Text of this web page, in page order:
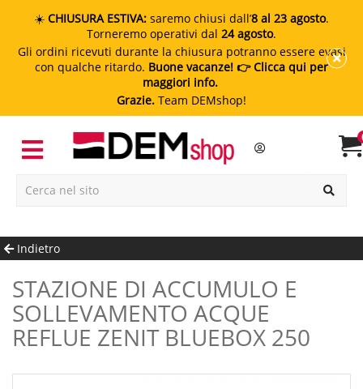
☀️ CHIUSURA ESTIVA: saremo chiusi dall’8 al 23 agosto.
Torneremo operativi dal 24 agosto.
Gli ordini ricevuti durante la chiusura potranno essere evasi
con qualche ritardo. Buone vacanze! 👉 Clicca qui per
maggiori info.
Grazie. Team DEMshop!
Indietro
STAZIONE DI ACCUMULO E
SOLLEVAMENTO ACQUE
REFLUE ZENIT BLUEBOX 250